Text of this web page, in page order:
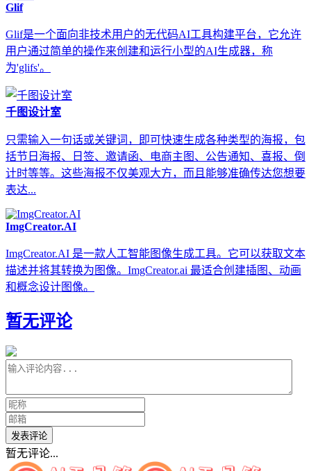
Glif
Glif是一个面向非技术用户的无代码AI工具构建平台，它允许
用户通过简单的操作来创建和运行小型的AI生成器，称
为'glifs'。
千图设计室
只需输入一句话或关键词，即可快速生成各种类型的海报，包
括节日海报、日签、邀请函、电商主图、公告通知、喜报、倒
计时等等。这些海报不仅美观大方，而且能够准确传达您想要
表达...
ImgCreator.AI
ImgCreator.AI 是一款人工智能图像生成工具。它可以获取文本
描述并将其转换为图像。ImgCreator.ai 最适合创建插图、动画
和概念设计图像。
暂无评论
发表评论
暂无评论...